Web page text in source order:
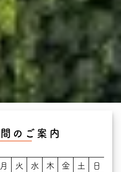
のご案内
月 火 水 木 金 土
日